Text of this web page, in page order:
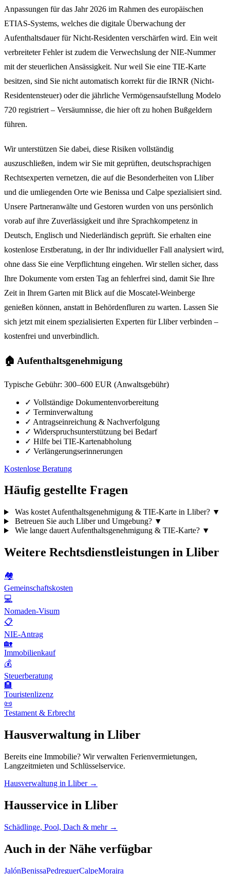
Anpassungen für das Jahr 2026 im Rahmen des europäischen
ETIAS-Systems, welches die digitale Überwachung der
Aufenthaltsdauer für Nicht-Residenten verschärfen wird. Ein weit
verbreiteter Fehler ist zudem die Verwechslung der NIE-Nummer
mit der steuerlichen Ansässigkeit. Nur weil Sie eine TIE-Karte
besitzen, sind Sie nicht automatisch korrekt für die IRNR (Nicht-
Residentensteuer) oder die jährliche Vermögensaufstellung Modelo
720 registriert – Versäumnisse, die hier oft zu hohen Bußgeldern
führen.
Wir unterstützen Sie dabei, diese Risiken vollständig
auszuschließen, indem wir Sie mit geprüften, deutschsprachigen
Rechtsexperten vernetzen, die auf die Besonderheiten von Lliber
und die umliegenden Orte wie Benissa und Calpe spezialisiert sind.
Unsere Partneranwälte und Gestoren wurden von uns persönlich
vorab auf ihre Zuverlässigkeit und ihre Sprachkompetenz in
Deutsch, Englisch und Niederländisch geprüft. Sie erhalten eine
kostenlose Erstberatung, in der Ihr individueller Fall analysiert wird,
ohne dass Sie eine Verpflichtung eingehen. Wir stellen sicher, dass
Ihre Dokumente vom ersten Tag an fehlerfrei sind, damit Sie Ihre
Zeit in Ihrem Garten mit Blick auf die Moscatel-Weinberge
genießen können, anstatt in Behördenfluren zu warten. Lassen Sie
sich jetzt mit einem spezialisierten Experten für Lliber verbinden –
kostenfrei und unverbindlich.
🏠 Aufenthaltsgenehmigung
Typische Gebühr: 300–600 EUR (Anwaltsgebühr)
✓ Vollständige Dokumentenvorbereitung
✓ Terminverwaltung
✓ Antragseinreichung & Nachverfolgung
✓ Widerspruchsunterstützung bei Bedarf
✓ Hilfe bei TIE-Kartenabholung
✓ Verlängerungserinnerungen
Kostenlose Beratung
Häufig gestellte Fragen
Was kostet Aufenthaltsgenehmigung & TIE-Karte in Lliber? ▼
Betreuen Sie auch Lliber und Umgebung? ▼
Wie lange dauert Aufenthaltsgenehmigung & TIE-Karte? ▼
Weitere Rechtsdienstleistungen in Lliber
🏘️
Gemeinschaftskosten
💻
Nomaden-Visum
📋
NIE-Antrag
🏡
Immobilienkauf
💰
Steuerberatung
🏨
Touristenlizenz
📜
Testament & Erbrecht
Hausverwaltung in Lliber
Bereits eine Immobilie? Wir verwalten Ferienvermietungen,
Langzeitmieten und Schlüsselservice.
Hausverwaltung in Lliber →
Hausservice in Lliber
Schädlinge, Pool, Dach & mehr →
Auch in der Nähe verfügbar
JalónBenissaPedreguerCalpeMoraira